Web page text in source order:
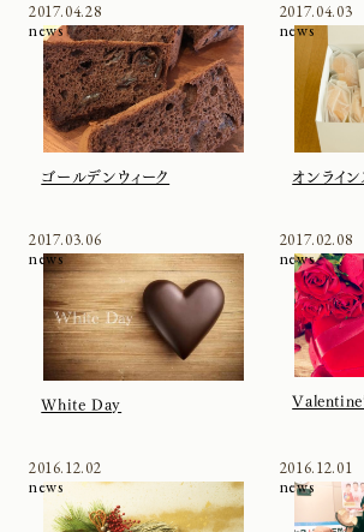
ゴールデンウィーク
2017.04.28
news
オンライ
2017.04.03
news
White Day
2017.03.06
news
2017.02.08
news
2016.12.02
news
2016.12.01
news